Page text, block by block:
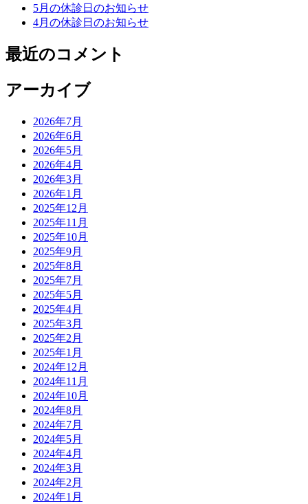
5月の休診日のお知らせ
4月の休診日のお知らせ
最近のコメント
アーカイブ
2026年7月
2026年6月
2026年5月
2026年4月
2026年3月
2026年1月
2025年12月
2025年11月
2025年10月
2025年9月
2025年8月
2025年7月
2025年5月
2025年4月
2025年3月
2025年2月
2025年1月
2024年12月
2024年11月
2024年10月
2024年8月
2024年7月
2024年5月
2024年4月
2024年3月
2024年2月
2024年1月